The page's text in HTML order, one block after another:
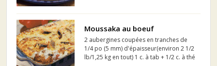
filaments 1/2 t. (125 mL) de crème sure 1
t. (75 ...
Moussaka au boeuf
2 aubergines coupées en tranches de
1/4 po (5 mm) d'épaisseur(environ 2 1/2
lb/1,25 kg en tout) 1 c. à tab + 1/2 c. à thé